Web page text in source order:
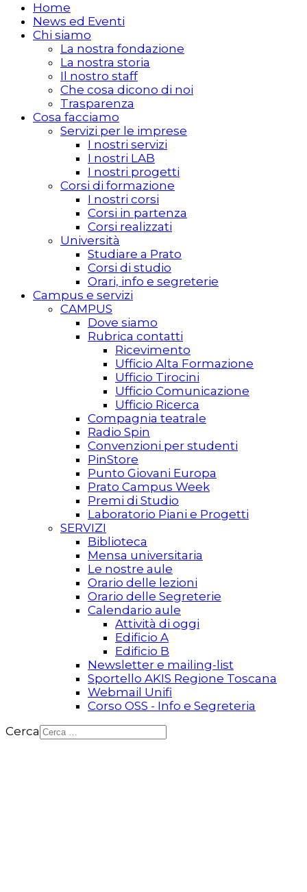
Home
News ed Eventi
Chi siamo
La nostra fondazione
La nostra storia
Il nostro staff
Che cosa dicono di noi
Trasparenza
Cosa facciamo
Servizi per le imprese
I nostri servizi
I nostri LAB
I nostri progetti
Corsi di formazione
I nostri corsi
Corsi in partenza
Corsi realizzati
Università
Studiare a Prato
Corsi di studio
Orari, info e segreterie
Campus e servizi
CAMPUS
Dove siamo
Rubrica contatti
Ricevimento
Ufficio Alta Formazione
Ufficio Tirocini
Ufficio Comunicazione
Ufficio Ricerca
Compagnia teatrale
Radio Spin
Convenzioni per studenti
PinStore
Punto Giovani Europa
Prato Campus Week
Premi di Studio
Laboratorio Piani e Progetti
SERVIZI
Biblioteca
Mensa universitaria
Le nostre aule
Orario delle lezioni
Orario delle Segreterie
Calendario aule
Attività di oggi
Edificio A
Edificio B
Newsletter e mailing-list
Sportello AKIS Regione Toscana
Webmail Unifi
Corso OSS - Info e Segreteria
Cerca